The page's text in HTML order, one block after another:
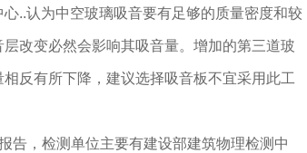
..认为中空玻璃吸音要有足够的质量密度和较
改变必然会影响其吸音量。增加的第三道玻
反有所下降，建议选择吸音板不宜采用此工
告，检测单位主要有建设部建筑物理检测中